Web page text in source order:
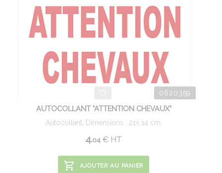
0620359
AUTOCOLLANT "ATTENTION CHEVAUX"
Autocollant. Dimensions : 21x 14 cm.
4.04 € HT
AJOUTER AU PANIER